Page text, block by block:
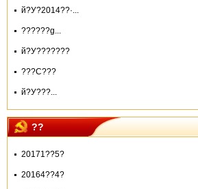
й?У?2014??·...
??????ɡ...
й?У???????
???С???
й?У???...
??
20171??5?
20164??4?